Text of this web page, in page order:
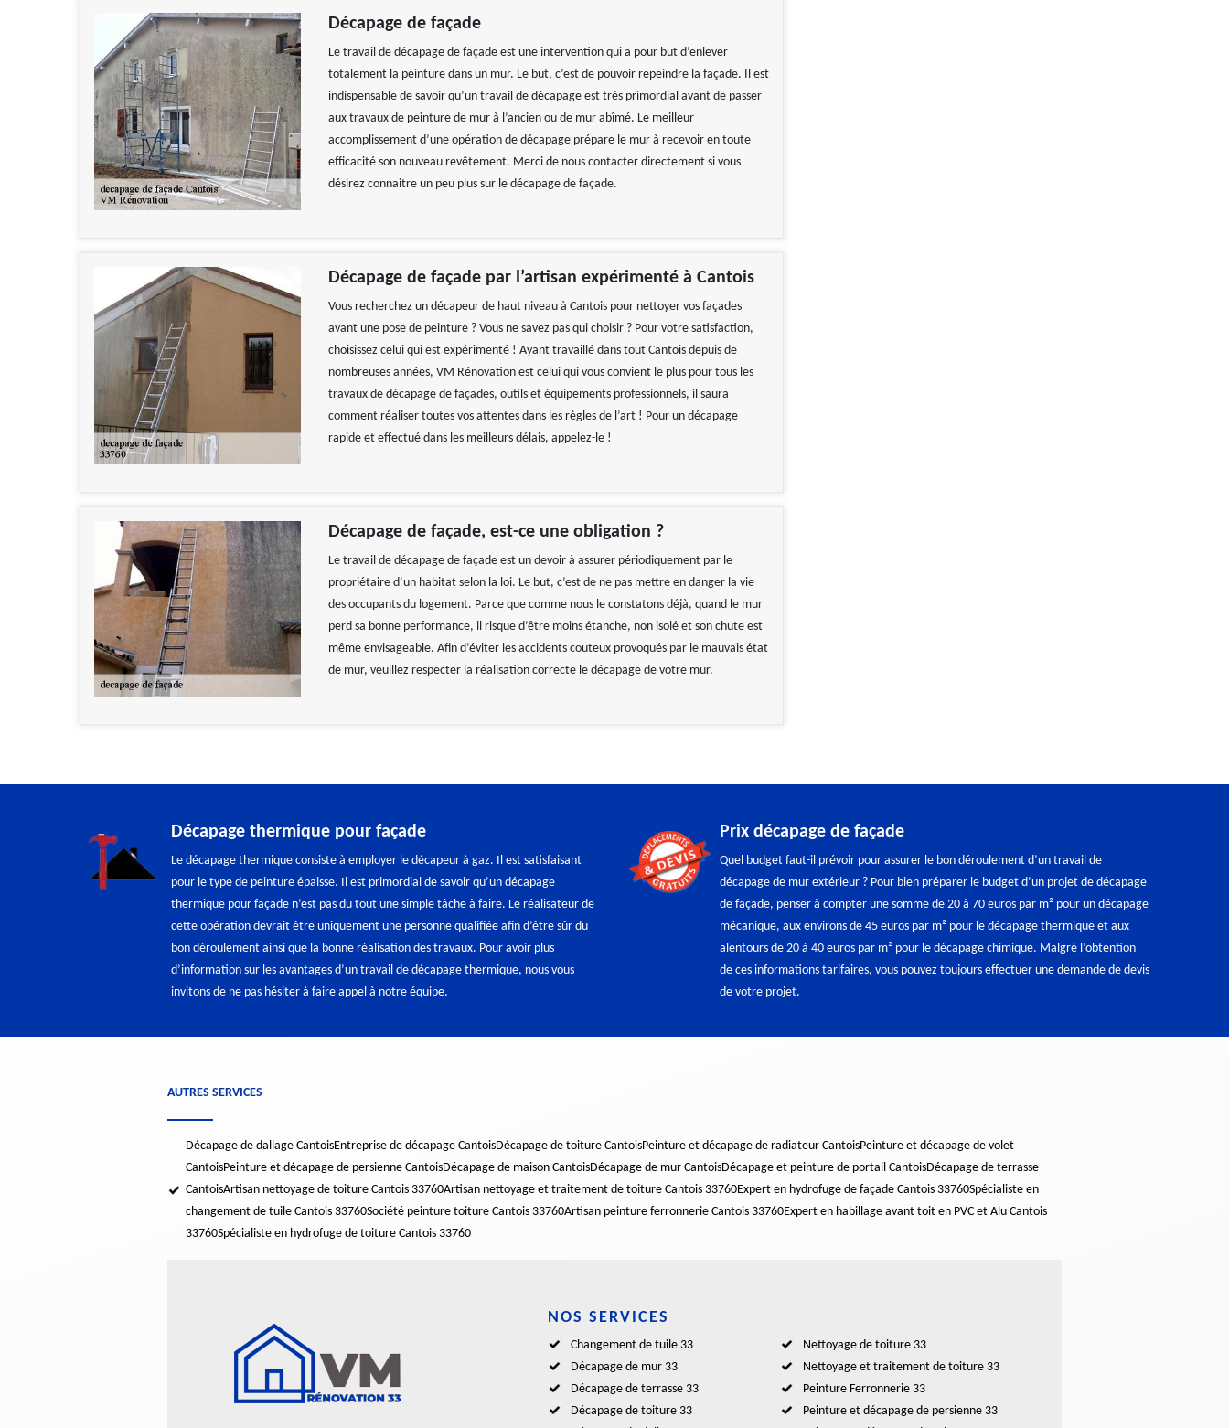
Décapage de façade
Le travail de décapage de façade est une intervention qui a pour but d’enlever
totalement la peinture dans un mur. Le but, c’est de pouvoir repeindre la façade. Il est
indispensable de savoir qu’un travail de décapage est très primordial avant de passer
aux travaux de peinture de mur à l’ancien ou de mur abîmé. Le meilleur
accomplissement d’une opération de décapage prépare le mur à recevoir en toute
efficacité son nouveau revêtement. Merci de nous contacter directement si vous
désirez connaitre un peu plus sur le décapage de façade.
Décapage de façade par l’artisan expérimenté à Cantois
Vous recherchez un décapeur de haut niveau à Cantois pour nettoyer vos façades
avant une pose de peinture ? Vous ne savez pas qui choisir ? Pour votre satisfaction,
choisissez celui qui est expérimenté ! Ayant travaillé dans tout Cantois depuis de
nombreuses années, VM Rénovation est celui qui vous convient le plus pour tous les
travaux de décapage de façades, outils et équipements professionnels, il saura
comment réaliser toutes vos attentes dans les règles de l’art ! Pour un décapage
rapide et effectué dans les meilleurs délais, appelez-le !
Décapage de façade, est-ce une obligation ?
Le travail de décapage de façade est un devoir à assurer périodiquement par le
propriétaire d’un habitat selon la loi. Le but, c’est de ne pas mettre en danger la vie
des occupants du logement. Parce que comme nous le constatons déjà, quand le mur
perd sa bonne performance, il risque d’être moins étanche, non isolé et son chute est
même envisageable. Afin d’éviter les accidents couteux provoqués par le mauvais état
de mur, veuillez respecter la réalisation correcte le décapage de votre mur.
Décapage thermique pour façade
Le décapage thermique consiste à employer le décapeur à gaz. Il est satisfaisant
pour le type de peinture épaisse. Il est primordial de savoir qu’un décapage
thermique pour façade n’est pas du tout une simple tâche à faire. Le réalisateur de
cette opération devrait être uniquement une personne qualifiée afin d’être sûr du
bon déroulement ainsi que la bonne réalisation des travaux. Pour avoir plus
d’information sur les avantages d’un travail de décapage thermique, nous vous
invitons de ne pas hésiter à faire appel à notre équipe.
Prix décapage de façade
Quel budget faut-il prévoir pour assurer le bon déroulement d’un travail de
décapage de mur extérieur ? Pour bien préparer le budget d’un projet de décapage
de façade, penser à compter une somme de 20 à 70 euros par m² pour un décapage
mécanique, aux environs de 45 euros par m² pour le décapage thermique et aux
alentours de 20 à 40 euros par m² pour le décapage chimique. Malgré l’obtention
de ces informations tarifaires, vous pouvez toujours effectuer une demande de devis
de votre projet.
AUTRES SERVICES
Décapage de dallage CantoisEntreprise de décapage CantoisDécapage de toiture CantoisPeinture et décapage de radiateur CantoisPeinture et décapage de volet
CantoisPeinture et décapage de persienne CantoisDécapage de maison CantoisDécapage de mur CantoisDécapage et peinture de portail CantoisDécapage de terrasse
CantoisArtisan nettoyage de toiture Cantois 33760Artisan nettoyage et traitement de toiture Cantois 33760Expert en hydrofuge de façade Cantois 33760Spécialiste en
changement de tuile Cantois 33760Société peinture toiture Cantois 33760Artisan peinture ferronnerie Cantois 33760Expert en habillage avant toit en PVC et Alu Cantois
33760Spécialiste en hydrofuge de toiture Cantois 33760
NOS SERVICES
Changement de tuile 33
Décapage de mur 33
Décapage de terrasse 33
Décapage de toiture 33
Nettoyage de toiture 33
Nettoyage et traitement de toiture 33
Peinture Ferronnerie 33
Peinture et décapage de persienne 33